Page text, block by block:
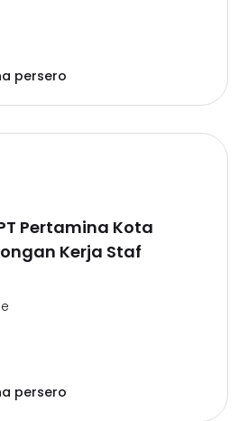
persero
Pertamina Kota
Kerja Staf
persero